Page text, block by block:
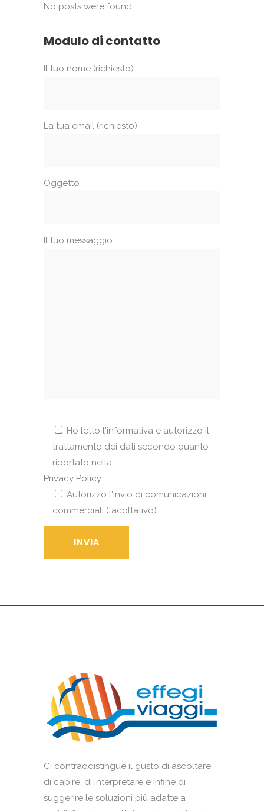
No posts were found.
Modulo di contatto
Il tuo nome (richiesto)
La tua email (richiesto)
Oggetto
Il tuo messaggio
Ho letto l'informativa e autorizzo il
trattamento dei dati secondo quanto
riportato nella
Privacy Policy
Autorizzo l'invio di comunicazioni
commerciali (facoltativo)
Ci contraddistingue il gusto di ascoltare,
di capire, di interpretare e infine di
suggerire le soluzioni più adatte a